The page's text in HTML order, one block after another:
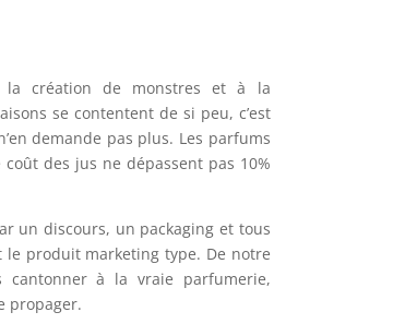
la création de monstres et à la
se contentent de si peu, c’est
demande pas plus. Les parfums
des jus ne dépassent pas 10%
un discours, un packaging et tous
produit marketing type. De notre
à la vraie parfumerie,
propager.